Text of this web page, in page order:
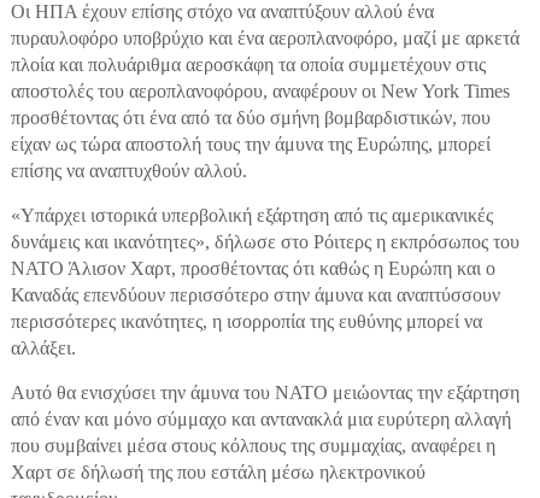
Οι ΗΠΑ έχουν επίσης στόχο να αναπτύξουν αλλού ένα
πυραυλοφόρο υποβρύχιο και ένα αεροπλανοφόρο, μαζί με αρκετά
πλοία και πολυάριθμα αεροσκάφη τα οποία συμμετέχουν στις
αποστολές του αεροπλανοφόρου, αναφέρουν οι New York Times
προσθέτοντας ότι ένα από τα δύο σμήνη βομβαρδιστικών, που
είχαν ως τώρα αποστολή τους την άμυνα της Ευρώπης, μπορεί
επίσης να αναπτυχθούν αλλού.
«Υπάρχει ιστορικά υπερβολική εξάρτηση από τις αμερικανικές
δυνάμεις και ικανότητες», δήλωσε στο Ρόιτερς η εκπρόσωπος του
ΝΑΤΟ Άλισον Χαρτ, προσθέτοντας ότι καθώς η Ευρώπη και ο
Καναδάς επενδύουν περισσότερο στην άμυνα και αναπτύσσουν
περισσότερες ικανότητες, η ισορροπία της ευθύνης μπορεί να
αλλάξει.
Αυτό θα ενισχύσει την άμυνα του ΝΑΤΟ μειώοντας την εξάρτηση
από έναν και μόνο σύμμαχο και αντανακλά μια ευρύτερη αλλαγή
που συμβαίνει μέσα στους κόλπους της συμμαχίας, αναφέρει η
Χαρτ σε δήλωσή της που εστάλη μέσω ηλεκτρονικού